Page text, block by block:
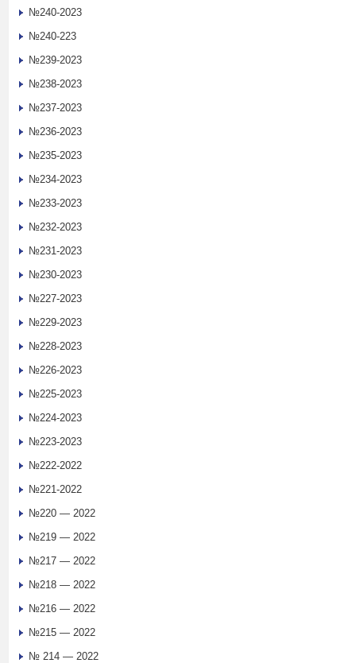
№240-2023
№240-223
№239-2023
№238-2023
№237-2023
№236-2023
№235-2023
№234-2023
№233-2023
№232-2023
№231-2023
№230-2023
№227-2023
№229-2023
№228-2023
№226-2023
№225-2023
№224-2023
№223-2023
№222-2022
№221-2022
№220 — 2022
№219 — 2022
№217 — 2022
№218 — 2022
№216 — 2022
№215 — 2022
№ 214 — 2022